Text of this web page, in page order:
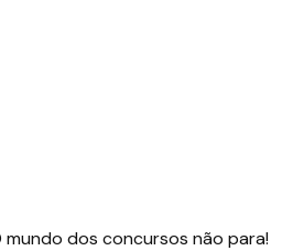
mundo dos concursos não para!